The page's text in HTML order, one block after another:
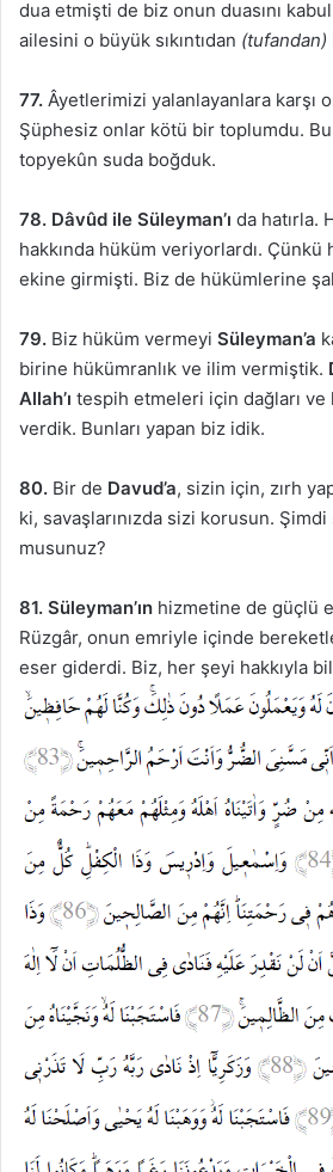
dua etmişti de biz onun duasını
ailesini o büyük sıkıntıdan (tufandan)
77. Âyetlerimizi yalanlayanlara karşı
Şüphesiz onlar kötü bir toplumdu.
topyekûn suda boğduk.
78. Dâvûd ile Süleyman’ı da hatırla.
hakkında hüküm veriyorlardı. Çünkü
ekine girmişti. Biz de hükümlerine
79. Biz hüküm vermeyi Süleyman’a
birine hükümranlık ve ilim vermiştik.
Allah’ı tespih etmeleri için dağları ve
verdik. Bunları yapan biz idik.
80. Bir de Davud’a, sizin için, zırh
ki, savaşlarınızda sizi korusun.
musunuz?
81. Süleyman’ın hizmetine de güçlü
Rüzgâr, onun emriyle içinde
eser giderdi. Biz, her şeyi hakkıyla